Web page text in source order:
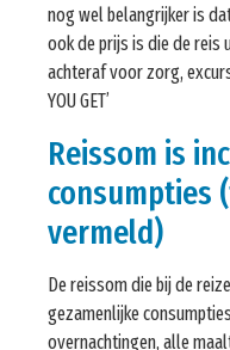
nog wel belangrijker is
ook de prijs is die de reis
achteraf voor zorg,
YOU GET’
Reissom is
consumpties
vermeld)
De reissom die bij de
gezamenlijke
overnachtingen, alle